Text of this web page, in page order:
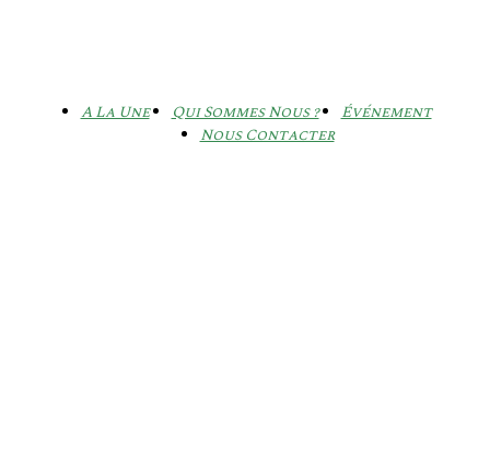
A La Une Qui Sommes Nous ?
Événement
Nous Contacter